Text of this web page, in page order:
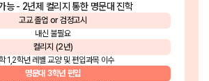
능 - 2년제 컬리지 통한 명문대 진학
고교 졸업 or검정고시
내신 불필요
컬리지 (2년)
1,2학년 레벨 교양 및 편입과목 이수
명문대 3학년 편입